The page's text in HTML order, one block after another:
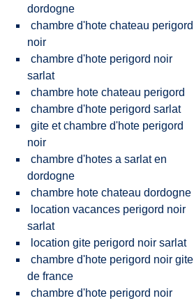
dordogne
chambre d'hote chateau perigord
noir
chambre d'hote perigord noir
sarlat
chambre hote chateau perigord
chambre d'hote perigord sarlat
gite et chambre d'hote perigord
noir
chambre d'hotes a sarlat en
dordogne
chambre hote chateau dordogne
location vacances perigord noir
sarlat
location gite perigord noir sarlat
chambre d'hote perigord noir gite
de france
chambre d'hote perigord noir